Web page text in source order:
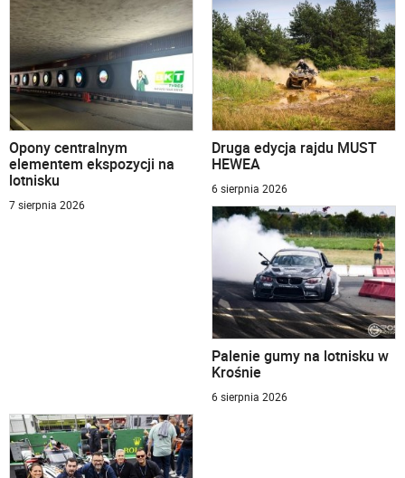
Opony centralnym
elementem ekspozycji na
lotnisku
7 sierpnia 2026
Druga edycja rajdu MUST
HEWEA
6 sierpnia 2026
Palenie gumy na lotnisku w
Krośnie
6 sierpnia 2026